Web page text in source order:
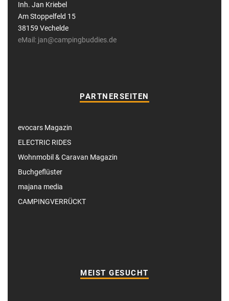
Inh. Jan Kriebel
Am Stoppelfeld 15
38159 Vechelde
eMail: jan@campingbuddies.de
PARTNERSEITEN
evocars Magazin
ELECTRIC RIDES
Wohnmobil & Caravan Magazin
Buchgeflüster
majana media
CAMPINGVERRÜCKT
MEIST GESUCHT